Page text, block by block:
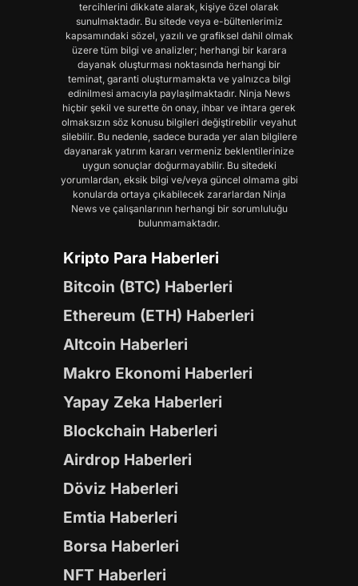
tercihlerini dikkate alarak, kişiye özel olarak
sunulmaktadır. Bu sitede veya e-bültenlerimiz
kapsamındaki sözel, yazılı ve grafiksel dahil olmak
üzere tüm bilgi ve analizler; herhangi bir karara
dayanak oluşturması noktasında herhangi bir
teminat, garanti oluşturmamakta ve yalnızca bilgi
edinilmesi amacıyla paylaşılmaktadır. Ninja News
hiçbir şekil ve surette ön onay, ihbar ve ihtara gerek
olmaksızın söz konusu bilgileri değiştirebilir veyahut
silebilir. Bu nedenle, sadece burada yer alan bilgilere
dayanarak yatırım kararı vermeniz beklentilerinize
uygun sonuçlar doğurmayabilir. Bu sitedeki
yorumlardan, eksik bilgi ve/veya güncel olmama gibi
konularda ortaya çıkabilecek zararlardan Ninja
News ve çalışanlarının herhangi bir sorumluluğu
bulunmamaktadır.
Kripto Para Haberleri
Bitcoin (BTC) Haberleri
Ethereum (ETH) Haberleri
Altcoin Haberleri
Makro Ekonomi Haberleri
Yapay Zeka Haberleri
Blockchain Haberleri
Airdrop Haberleri
Döviz Haberleri
Emtia Haberleri
Borsa Haberleri
NFT Haberleri